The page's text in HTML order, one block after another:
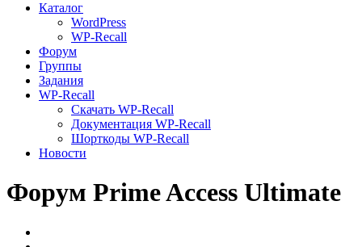
Каталог
WordPress
WP-Recall
Форум
Группы
Задания
WP-Recall
Скачать WP-Recall
Документация WP-Recall
Шорткоды WP-Recall
Новости
Форум Prime Access Ultimate